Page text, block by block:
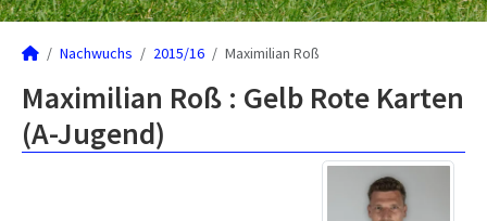
Nachwuchs 2015/16 Maximilian Roß
Maximilian Roß : Gelb Rote Karten
(A-Jugend)